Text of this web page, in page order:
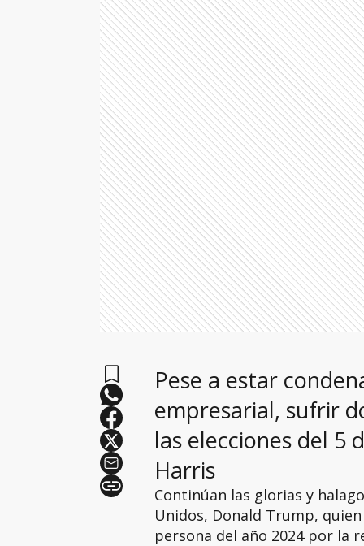
Pese a estar
empresarial, sufrir
las elecciones del 5
Harris
Continúan las glorias y
Unidos, Donald Trump,
persona del año 2024 por la